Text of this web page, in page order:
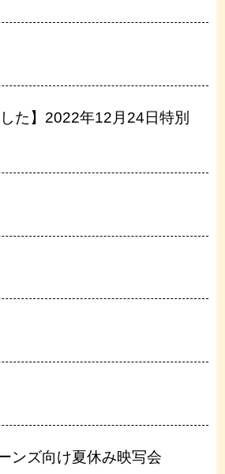
した】2022年12月24日特別
ンズ向け夏休み映写会